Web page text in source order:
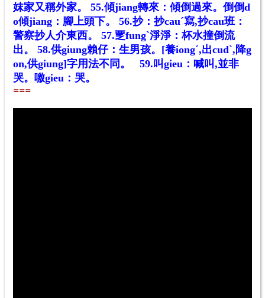
妺家又稱外家。 55.傾jiang轉來：傾倒過來。倒倒d
o傾jiang：腳上頭下。 56.抄：抄cauˊ寫,抄cau班：
警察抄人介東西。 57.覂fungˋ淨淨：杯水撞倒流
出。 58.供giung賴仔：生男孩。[養iongˊ,出cudˋ,降g
on,供giung]字用法不同。 59.叫gieu：喊叫,並非
哭。噭gieu：哭。
===